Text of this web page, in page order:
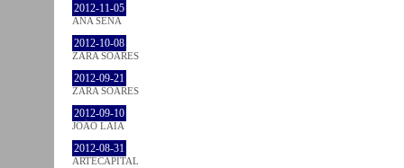
2012-11-05
ANA SENA
2012-10-08
ZARA SOARES
2012-09-21
ZARA SOARES
2012-09-10
JOÃO LAIA
2012-08-31
ARTECAPITAL